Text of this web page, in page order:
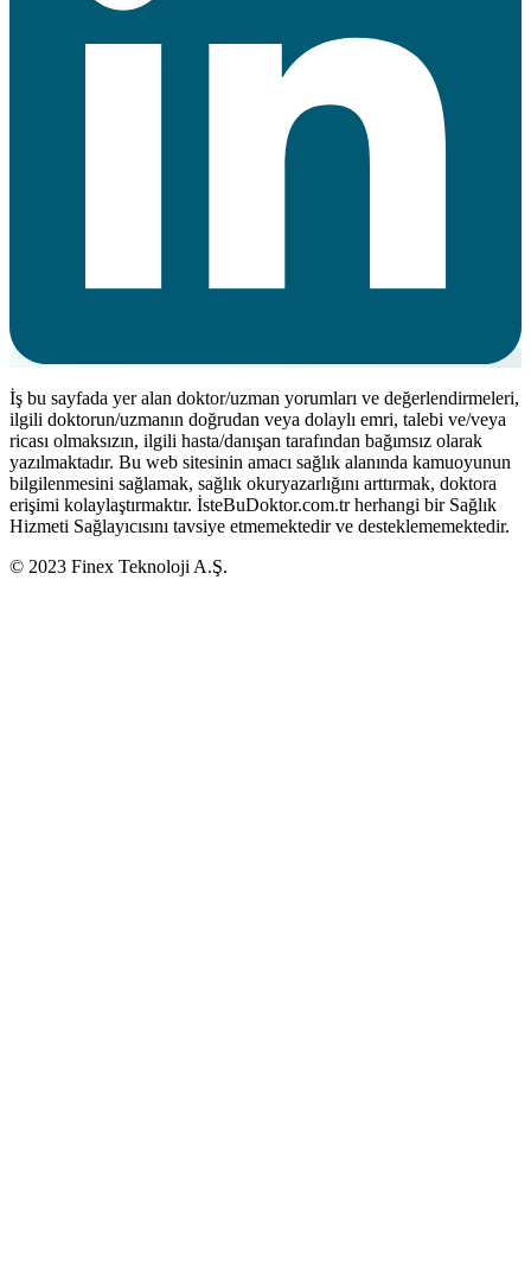
İş bu sayfada yer alan doktor/uzman yorumları ve değerlendirmeleri,
ilgili doktorun/uzmanın doğrudan veya dolaylı emri, talebi ve/veya
ricası olmaksızın, ilgili hasta/danışan tarafından bağımsız olarak
yazılmaktadır. Bu web sitesinin amacı sağlık alanında kamuoyunun
bilgilenmesini sağlamak, sağlık okuryazarlığını arttırmak, doktora
erişimi kolaylaştırmaktır. İsteBuDoktor.com.tr herhangi bir Sağlık
Hizmeti Sağlayıcısını tavsiye etmemektedir ve desteklememektedir.
© 2023 Finex Teknoloji A.Ş.